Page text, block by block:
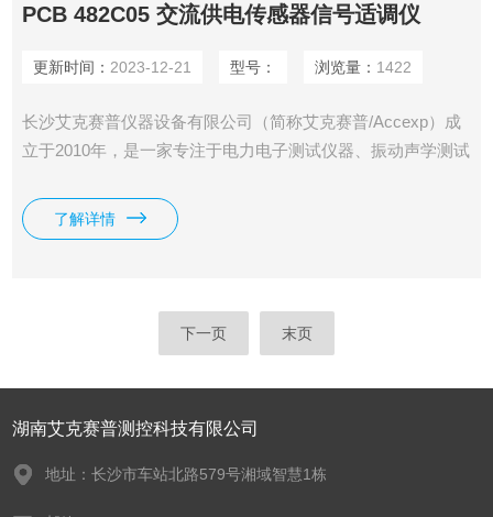
PCB 482C05 交流供电传感器信号适调仪
更新时间： 2023-12-21 型号： 浏览量： 1422
长沙艾克赛普仪器设备有限公司（简称艾克赛普/Accexp）成
立于2010年，是一家专注于电力电子测试仪器、振动声学测试
公司。公司具有10余年从业经验，拥有**的研发技术团队和销
售团队。PCB 482C05 交流供电传感器信号适调仪
了解详情
下一页 末页
湖南艾克赛普测控科技有限公司
地址：长沙市车站北路579号湘域智慧1栋